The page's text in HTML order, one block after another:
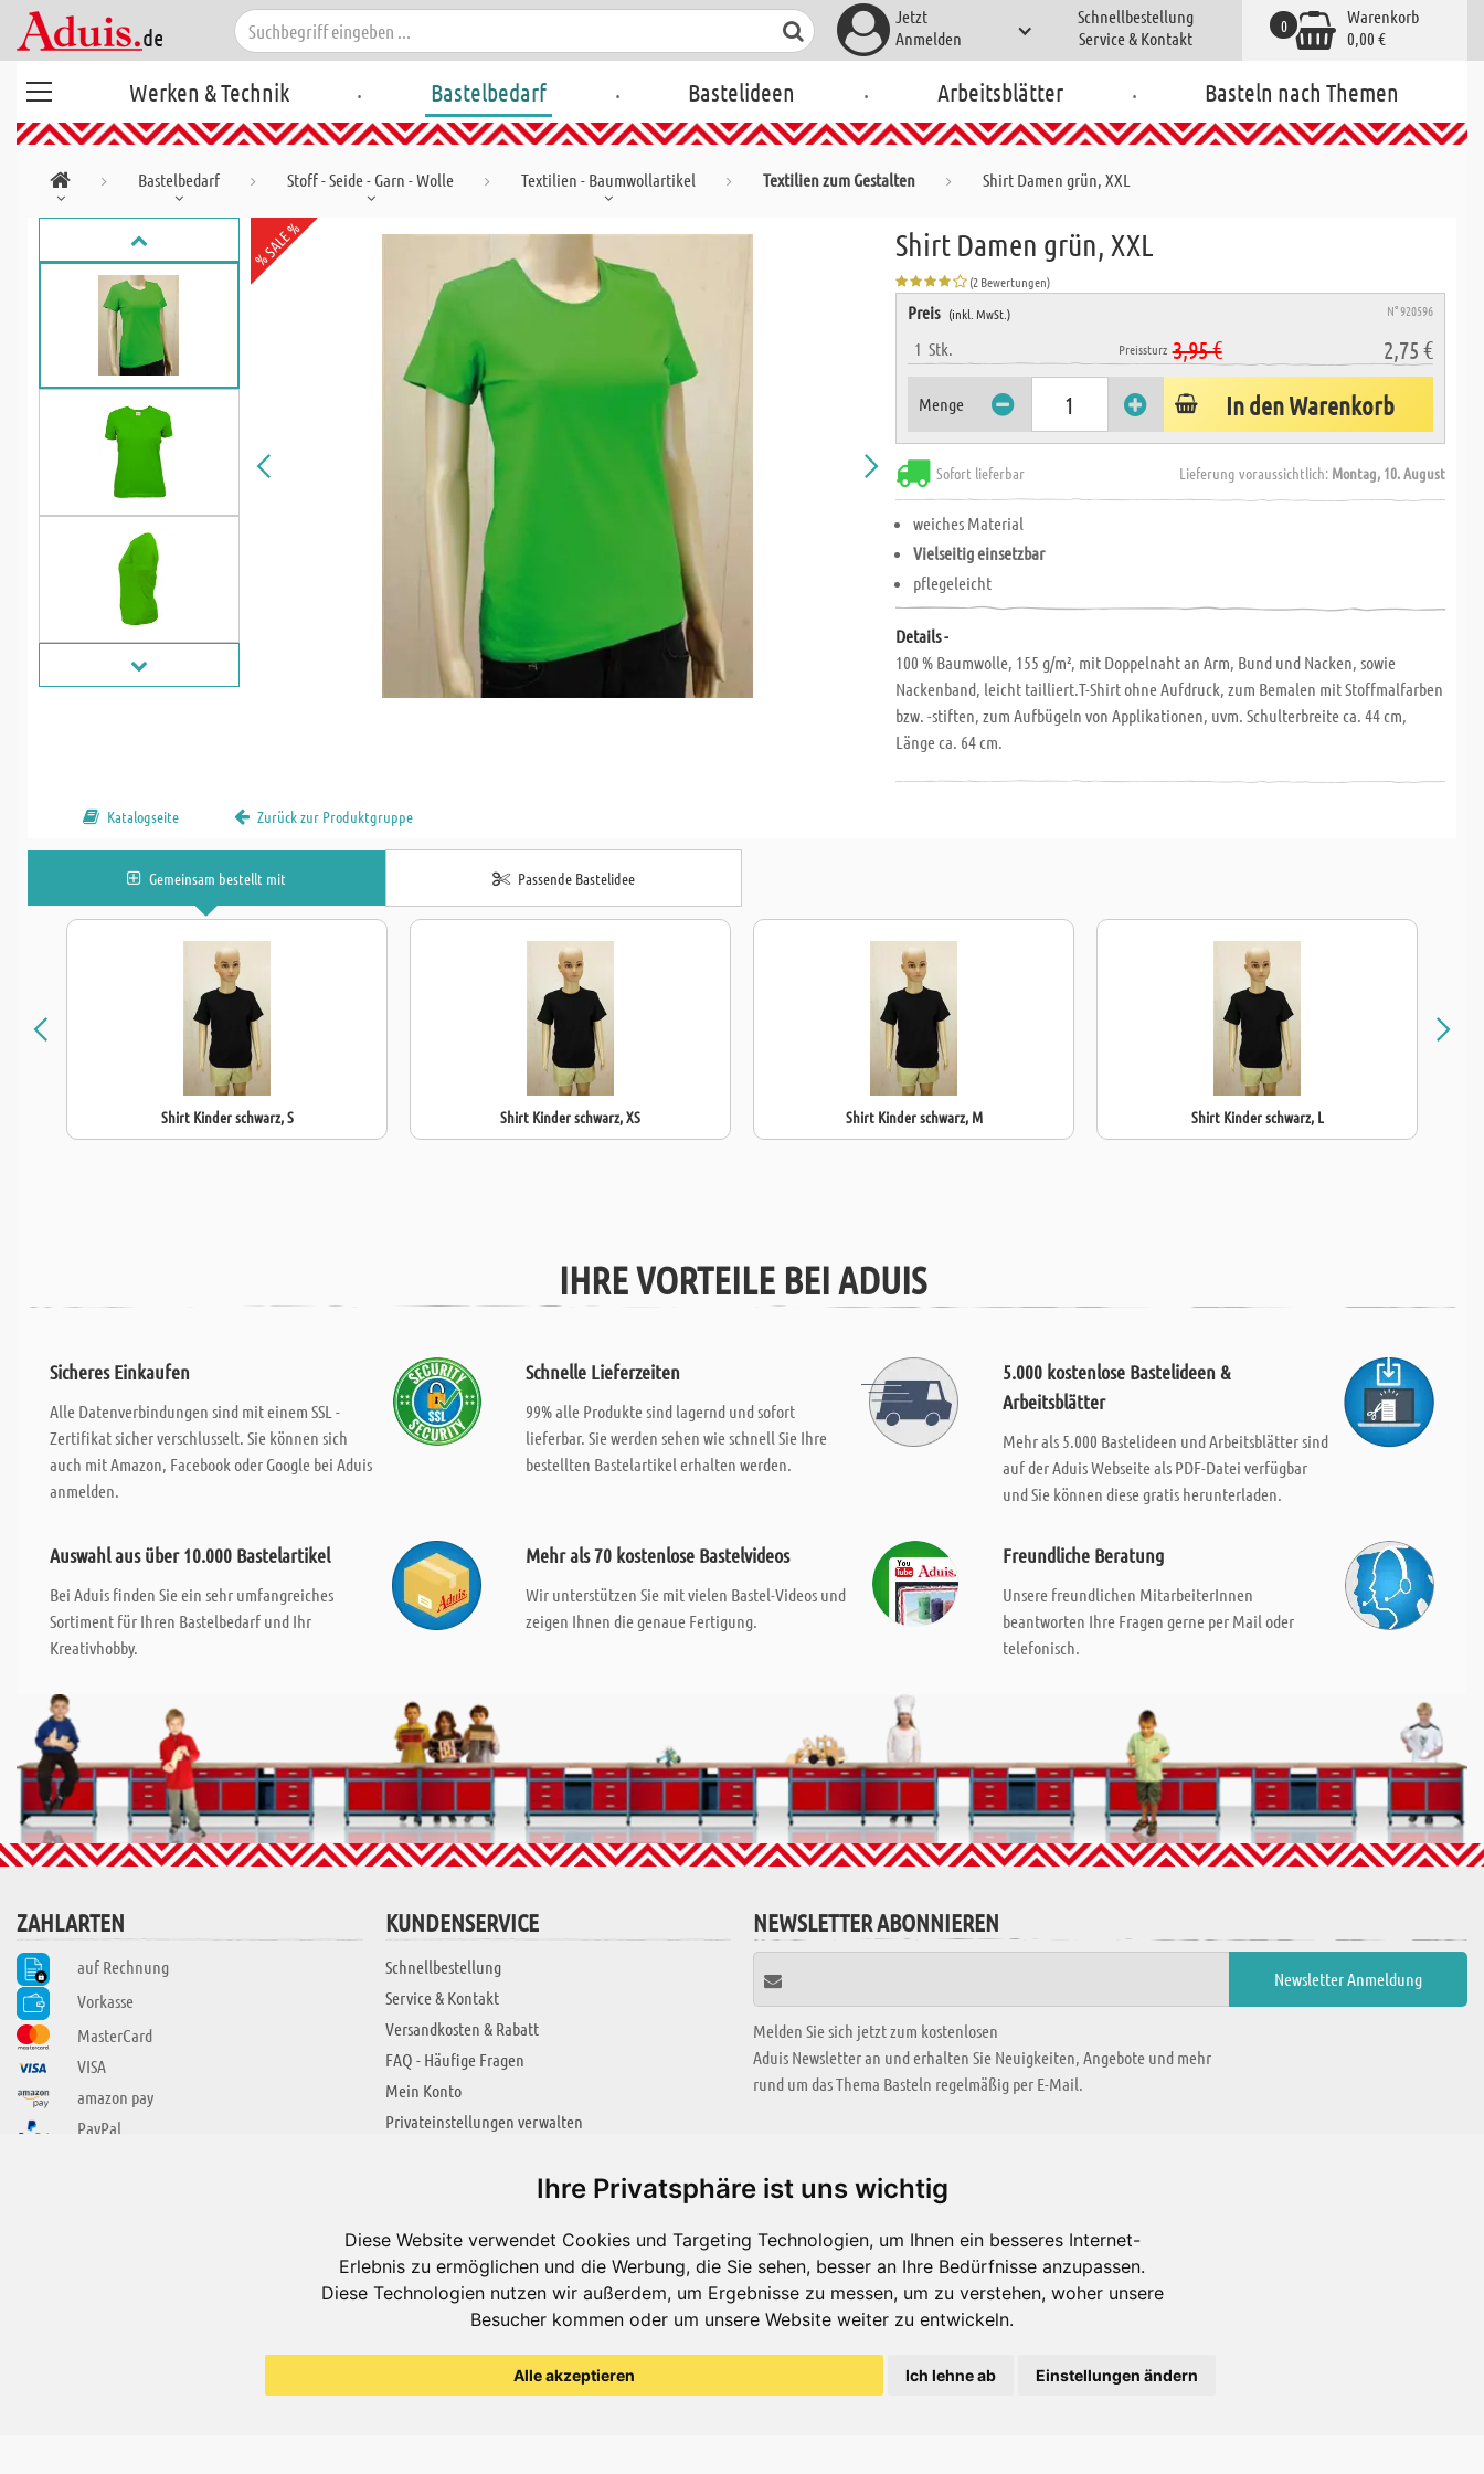
Ihre Privatsphäre ist uns wichtig
Diese Website verwendet Cookies und Targeting Technologien, um Ihnen ein besseres Internet-
Erlebnis zu ermöglichen und die Werbung, die Sie sehen, besser an Ihre Bedürfnisse anzupassen.
Diese Technologien nutzen wir außerdem, um Ergebnisse zu messen, um zu verstehen, woher unsere
Besucher kommen oder um unsere Website weiter zu entwickeln.
Alle akzeptieren Ich lehne ab Einstellungen ändern
Jetzt
Anmelden
Schnellbestellung
Service & Kontakt
Warenkorb
0,00 €
0
Werken & Technik . Bastelbedarf . Bastelideen . Arbeitsblätter . Basteln nach Themen
Bastelbedarf Stoff - Seide - Garn - Wolle Textilien - Baumwollartikel Textilien zum Gestalten Shirt Damen grün, XXL
% SALE % Shirt Damen grün, XXL
(2 Bewertungen)
Preis (inkl. MwSt.) N° 920596
1Stk. Preissturz 3,95 € 2,75 €
Menge In den Warenkorb
Sofort lieferbar Lieferung voraussichtlich: Montag, 10. August
weiches Material
Vielseitig einsetzbar
pflegeleicht
Details -
100 % Baumwolle, 155 g/m², mit Doppelnaht an Arm, Bund und Nacken, sowie
Nackenband, leicht tailliert.T-Shirt ohne Aufdruck, zum Bemalen mit Stoffmalfarben
bzw. -stiften, zum Aufbügeln von Applikationen, uvm. Schulterbreite ca. 44 cm,
Länge ca. 64 cm.
Katalogseite Zurück zur Produktgruppe
Gemeinsam bestellt mit Passende Bastelidee
Shirt Kinder schwarz, S Shirt Kinder schwarz, XS Shirt Kinder schwarz, M Shirt Kinder schwarz, L
IHRE VORTEILE BEI ADUIS
Sicheres Einkaufen
Alle Datenverbindungen sind mit einem SSL -
Zertifikat sicher verschlusselt. Sie können sich
auch mit Amazon, Facebook oder Google bei Aduis
anmelden.
Schnelle Lieferzeiten
99% alle Produkte sind lagernd und sofort
lieferbar. Sie werden sehen wie schnell Sie Ihre
bestellten Bastelartikel erhalten werden.
5.000 kostenlose Bastelideen &
Arbeitsblätter
Mehr als 5.000 Bastelideen und Arbeitsblätter sind
auf der Aduis Webseite als PDF-Datei verfügbar
und Sie können diese gratis herunterladen.
Auswahl aus über 10.000 Bastelartikel
Bei Aduis finden Sie ein sehr umfangreiches
Sortiment für Ihren Bastelbedarf und Ihr
Kreativhobby.
Mehr als 70 kostenlose Bastelvideos
Wir unterstützen Sie mit vielen Bastel-Videos und
zeigen Ihnen die genaue Fertigung.
Freundliche Beratung
Unsere freundlichen MitarbeiterInnen
beantworten Ihre Fragen gerne per Mail oder
telefonisch.
ZAHLARTEN
auf Rechnung
Vorkasse
MasterCard
VISA
amazon pay
PayPal
KUNDENSERVICE
Schnellbestellung
Service & Kontakt
Versandkosten & Rabatt
FAQ - Häufige Fragen
Mein Konto
Privateinstellungen verwalten
NEWSLETTER ABONNIEREN
Melden Sie sich jetzt zum kostenlosen
Aduis Newsletter an und erhalten Sie Neuigkeiten, Angebote und mehr
rund um das Thema Basteln regelmäßig per E-Mail.
Jobs
Impressum
Datenschutzerklärung
KREATIV ZONE
Alle Videos
Bastelideen
Arbeitsblätter
Es gibt uns auch in